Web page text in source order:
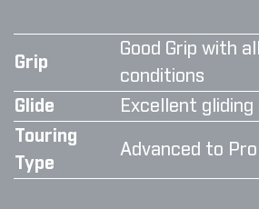
Grip
Good Grip with
conditions
Glide
Excellent
Touring
Type
Advanced to Pro